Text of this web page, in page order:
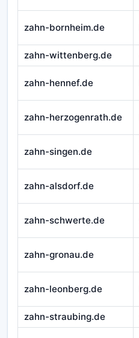
zahn-bornheim.de
zahn-wittenberg.de
zahn-hennef.de
zahn-herzogenrath.de
zahn-singen.de
zahn-alsdorf.de
zahn-schwerte.de
zahn-gronau.de
zahn-leonberg.de
zahn-straubing.de